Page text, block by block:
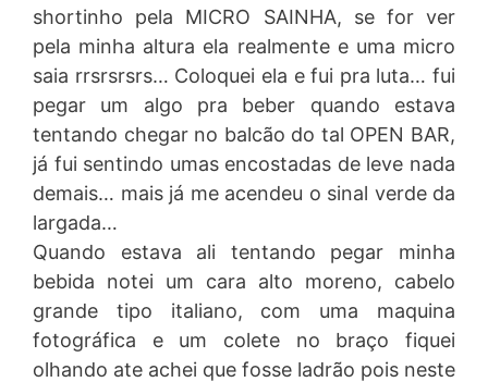
shortinho pela MICRO SAINHA, se for ver
pela minha altura ela realmente e uma micro
saia rrsrsrsrs… Coloquei ela e fui pra luta… fui
pegar um algo pra beber quando estava
tentando chegar no balcão do tal OPEN BAR,
já fui sentindo umas encostadas de leve nada
demais… mais já me acendeu o sinal verde da
largada…
Quando estava ali tentando pegar minha
bebida notei um cara alto moreno, cabelo
grande tipo italiano, com uma maquina
fotográfica e um colete no braço fiquei
olhando ate achei que fosse ladrão pois neste